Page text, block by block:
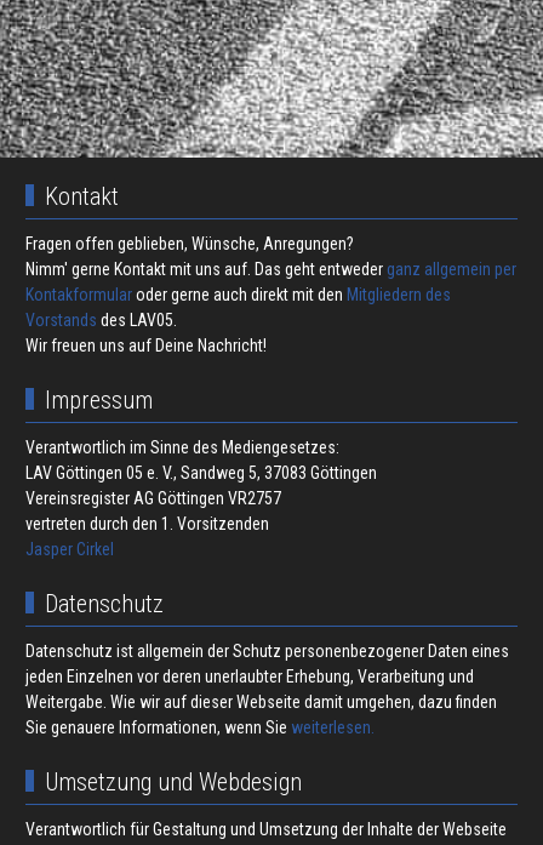
Kontakt
Fragen offen geblieben, Wünsche, Anregungen?
Nimm' gerne Kontakt mit uns auf. Das geht entweder ganz allgemein per
Kontakformularoder gerne auch direkt mit den Mitgliedern des
Vorstands des LAV05.
Wir freuen uns auf Deine Nachricht!
Impressum
Verantwortlich im Sinne des Mediengesetzes:
LAV Göttingen 05 e. V., Sandweg 5, 37083 Göttingen
Vereinsregister AG Göttingen VR2757
vertreten durch den 1. Vorsitzenden
Jasper Cirkel
Datenschutz
Datenschutz ist allgemein der Schutz personenbezogener Daten eines
jeden Einzelnen vor deren unerlaubter Erhebung, Verarbeitung und
Weitergabe. Wie wir auf dieser Webseite damit umgehen, dazu finden
Sie genauere Informationen, wenn Sie weiterlesen.
Umsetzung und Webdesign
Verantwortlich für Gestaltung und Umsetzung der Inhalte der Webseite